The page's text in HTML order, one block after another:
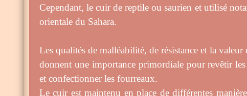
Cependant, le cuir de reptile ou saurien et utilisé
orientale du Sahara.
Les qualités de malléabilité, de résistance et la
donnent une importance primordiale pour revêtir
et confectionner les fourreaux.
Le cuir est maintenu en place de différentes